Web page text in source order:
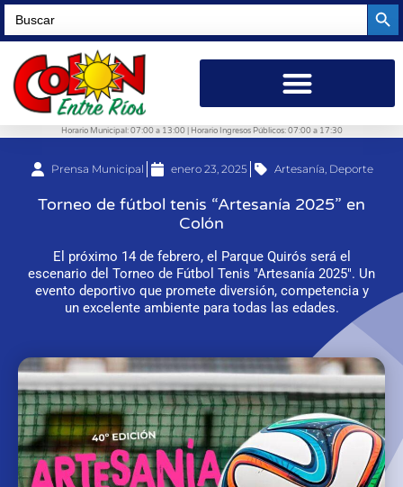
Search
for:
Horario Municipal: 07:00 a 13:00 | Horario Ingresos Públicos: 07:00 a 17:30
Prensa Municipal enero 23, 2025 Artesanía Deporte
Torneo de fútbol tenis “Artesanía 2025” en
Colón
El próximo 14 de febrero, el Parque Quirós será el
escenario del Torneo de Fútbol Tenis "Artesanía 2025". Un
evento deportivo que promete diversión, competencia y
un excelente ambiente para todas las edades.